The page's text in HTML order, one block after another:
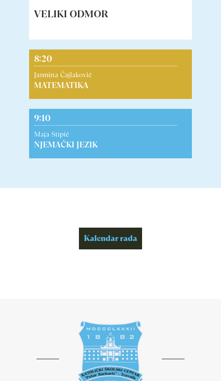
VELIKI ODMOR
8:20
Jasmina Čajlaković
MATEMATIKA
9:10
Maja Stipić
NJEMAČKI JEZIK
Kalendar rada